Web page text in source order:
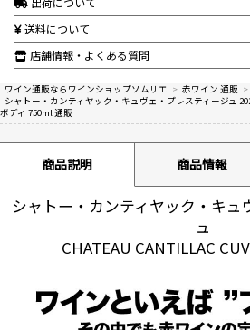
送料について
店舗情報・よくある質問
ワイン通販ならワインショップソムリエ > 赤ワイン 通販 >
シャトー・カンティヤック・キュヴェ・プレスティージュ
ボディ 750ml 通販
商品説明 商品情報
シャトー・カンティヤック・キュ
ュ
CHATEAU CANTILLAC